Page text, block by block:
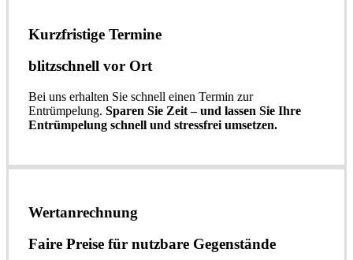
Kurzfristige Termine​
blitzschnell vor Ort
Bei uns erhalten Sie schnell einen Termin zur
Entrümpelung. Sparen Sie Zeit – und lassen Sie Ihre
Entrümpelung schnell und stressfrei umsetzen.
Wertanrechnung
Faire Preise für nutzbare Gegenstände